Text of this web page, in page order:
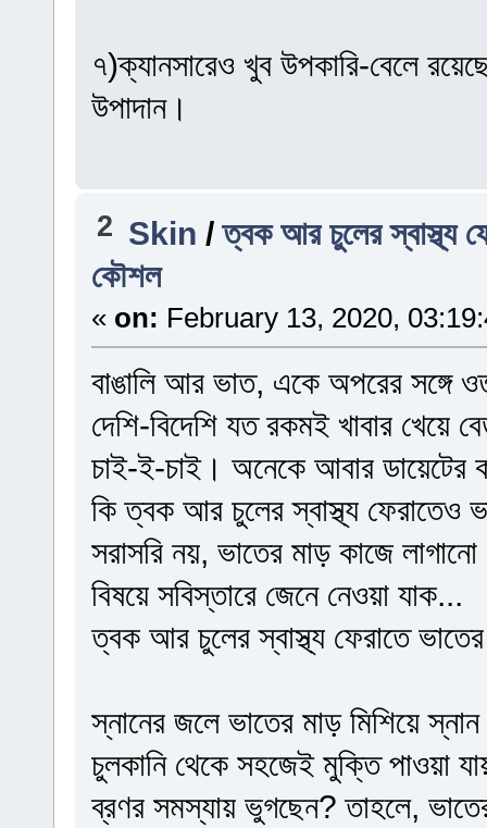
৭)ক্যানসারেও খুব উপকারি-বেলে
উপাদান।
2 Skin /ত্বক আর চুলের স্বাস্থ্য
কৌশল
« on: February 13, 2020,
বাঙালি আর ভাত, একে অপরের সঙ্গে
দেশি-বিদেশি যত রকমই খাবার খেয়ে
চাই-ই-চাই। অনেকে আবার ডায়েটের
কি ত্বক আর চুলের স্বাস্থ্য ফেরাতেও
সরাসরি নয়, ভাতের মাড় কাজে
বিষয়ে সবিস্তারে জেনে নেওয়া যাক...
ত্বক আর চুলের স্বাস্থ্য ফেরাতে
স্নানের জলে ভাতের মাড় মিশিয়ে
চুলকানি থেকে সহজেই মুক্তি পাওয়া
ব্রণর সমস্যায় ভুগছেন? তাহলে,